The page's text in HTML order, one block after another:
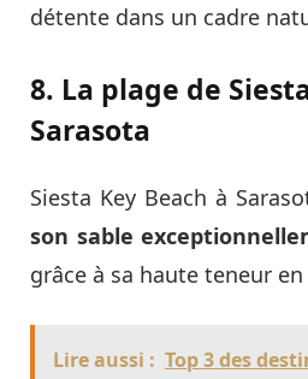
détente dans un cadre
8. La plage de
Sarasota
Siesta Key Beach à
son sable
grâce à sa haute teneur
Lire aussi : Top 3 des